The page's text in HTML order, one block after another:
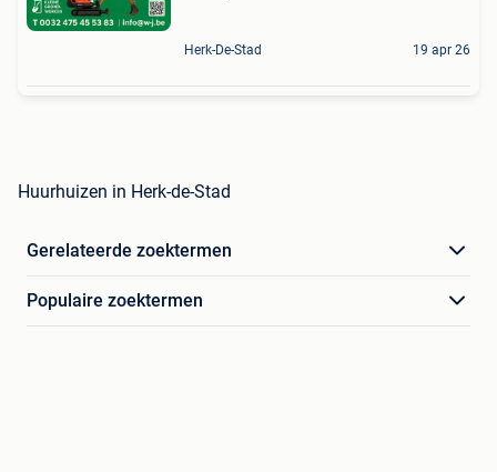
Herk-De-Stad 19 apr 26
Huurhuizen in Herk-de-Stad
Gerelateerde zoektermen
Populaire zoektermen